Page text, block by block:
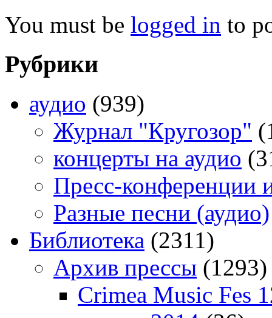
You must be logged in to
Рубрики
аудио (939)
Журнал "Кругозор"
концерты на аудио
Пресс-конференции
Разные песни (аудио)
Библиотека (2311)
Архив прессы (1293)
Crimea Music Fes